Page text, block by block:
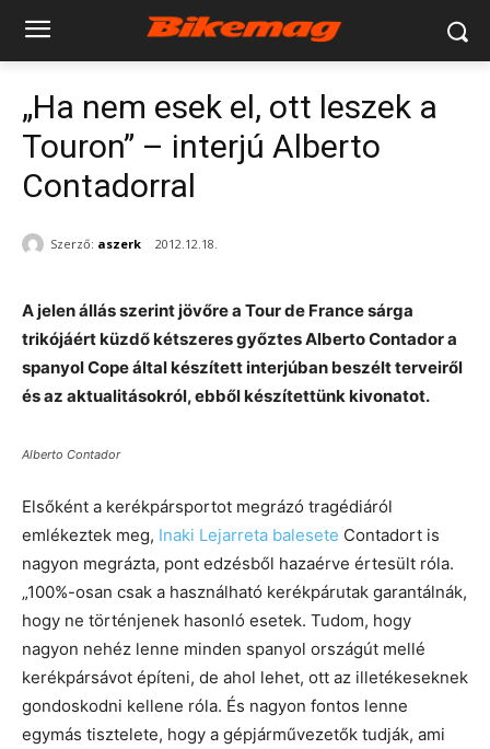
„Ha nem esek el, ott leszek a
Touron” – interjú Alberto
Contadorral
Szerző: aszerk 2012.12.18.
A jelen állás szerint jövőre a Tour de France sárga
trikójáért küzdő kétszeres győztes Alberto Contador a
spanyol Cope által készített interjúban beszélt terveiről
és az aktualitásokról, ebből készítettünk kivonatot.
Alberto Contador
Elsőként a kerékpársportot megrázó tragédiáról
emlékeztek meg, Inaki Lejarreta balesete Contadort is
nagyon megrázta, pont edzésből hazaérve értesült róla.
„100%-osan csak a használható kerékpárutak garantálnák,
hogy ne történjenek hasonló esetek. Tudom, hogy
nagyon nehéz lenne minden spanyol országút mellé
kerékpársávot építeni, de ahol lehet, ott az illetékeseknek
gondoskodni kellene róla. És nagyon fontos lenne
egymás tisztelete, hogy a gépjárművezetők tudják, ami